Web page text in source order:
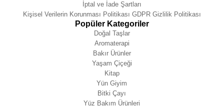
İptal ve İade Şartları
Kişisel Verilerin Korunması Politikası GDPR Gizlilik Politikası
Popüler Kategoriler
Doğal Taşlar
Aromaterapi
Bakır Ürünler
Yaşam Çiçeği
Kitap
Yün Giyim
Bitki Çayı
Yüz Bakım Ürünleri